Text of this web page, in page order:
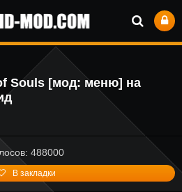
Souls [мод: меню] на
488000
В закладки